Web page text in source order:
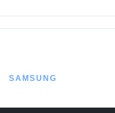
SAMSUNG